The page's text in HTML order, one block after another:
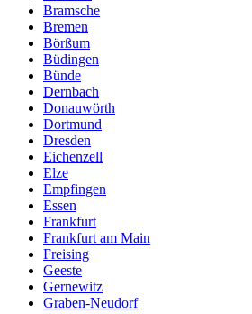
Bramsche
Bremen
Börßum
Büdingen
Bünde
Dernbach
Donauwörth
Dortmund
Dresden
Eichenzell
Elze
Empfingen
Essen
Frankfurt
Frankfurt am Main
Freising
Geeste
Gernewitz
Graben-Neudorf